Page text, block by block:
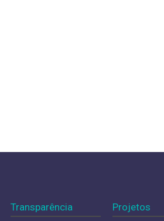
Projetos
Transparência